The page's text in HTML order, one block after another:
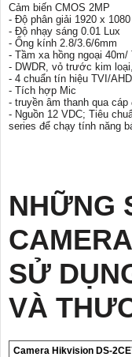
Cảm biến CMOS 2MP
- Độ phân giải 1920 x 1080
- Độ nhạy sáng 0.01 Lux
- Ống kính 2.8/3.6/6mm
- Tầm xa hồng ngoại
- DWDR, vỏ trước kim
- 4 chuẩn tín hiệu TVI/
- Tích hợp Mic
- truyền âm thanh qua cáp
- Nguồn 12 VDC; Tiêu
series để chạy tính năng
NHỮNG
SỬ
VÀ
Camera Hikvision DS-